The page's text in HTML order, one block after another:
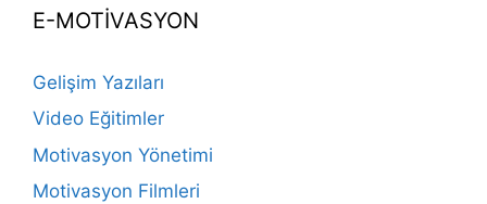
E-MOTİVASYON
Gelişim Yazıları
Video Eğitimler
Motivasyon Yönetimi
Motivasyon Filmleri